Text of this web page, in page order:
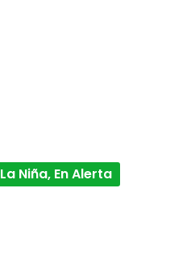
La Niña, En Alerta